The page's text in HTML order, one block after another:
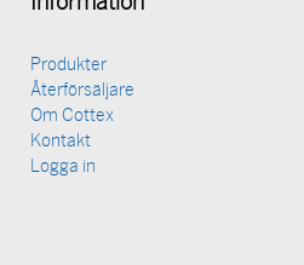
Information
Produkter
Återförsäljare
Om Cottex
Kontakt
Logga in